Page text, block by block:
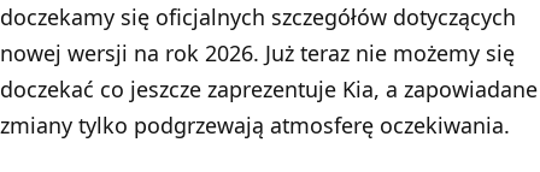
doczekamy się oficjalnych szczegółów dotyczących
nowej wersji na rok 2026. Już teraz nie możemy się
doczekać co jeszcze zaprezentuje Kia, a zapowiadane
zmiany tylko podgrzewają atmosferę oczekiwania.